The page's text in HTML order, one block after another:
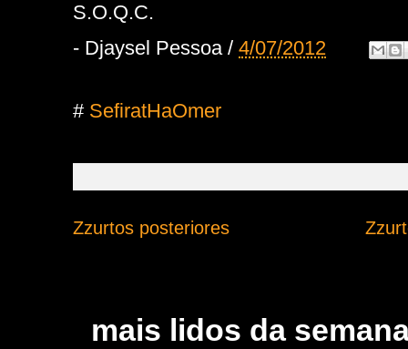
S.O.Q.C.
- Djaysel Pessoa / 4/07/2012
# SefiratHaOmer
Zzurtos posteriores
mais lidos da